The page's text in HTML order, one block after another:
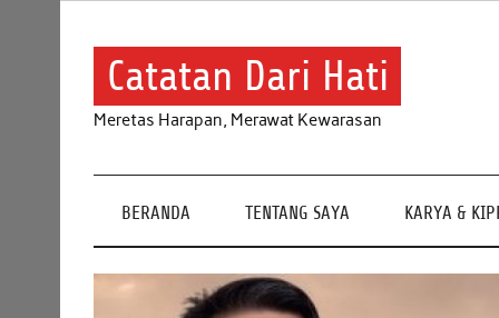
Catatan Dari Hati
Meretas Harapan, Merawat Kewarasan
BERANDA TENTANG SAYA KARYA &